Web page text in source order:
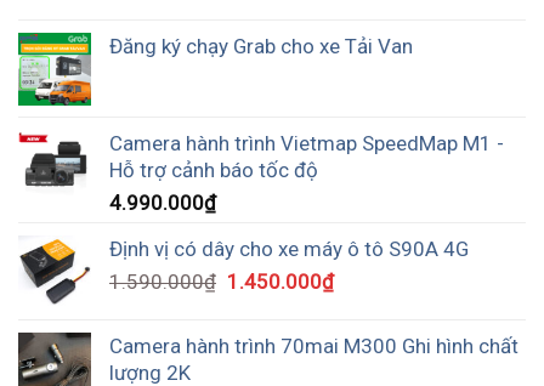
Đăng ký chạy Grab cho xe Tải Van
Camera hành trình Vietmap SpeedMap M1 -
Hỗ trợ cảnh báo tốc độ
4.990.000₫
Định vị có dây cho xe máy ô tô S90A 4G
1.590.000₫ 1.450.000₫
Camera hành trình 70mai M300 Ghi hình chất
lượng 2K